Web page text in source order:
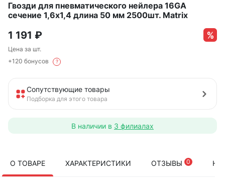
Гвозди для пневматического нейлера 16GA
сечение 1,6х1,4 длина 50 мм 2500шт. Matrix
1 191 ₽
Цена за шт.
+120 бонусов
?
Сопутствующие товары
Подборка для этого товара
В наличии в 3 филиалах
О ТОВАРЕ ХАРАКТЕРИСТИКИ ОТЗЫВЫ 0